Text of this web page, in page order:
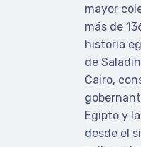
mayor
más de
historia
de
Cairo,
Egipto y
desde el